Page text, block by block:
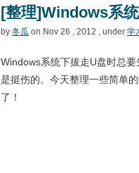
[整理]Windows系
by 冬瓜 on Nov 26 , 2012 , under 学
Windows系统下拔走U盘时总
是挺伤的。今天整理一些简单
了！